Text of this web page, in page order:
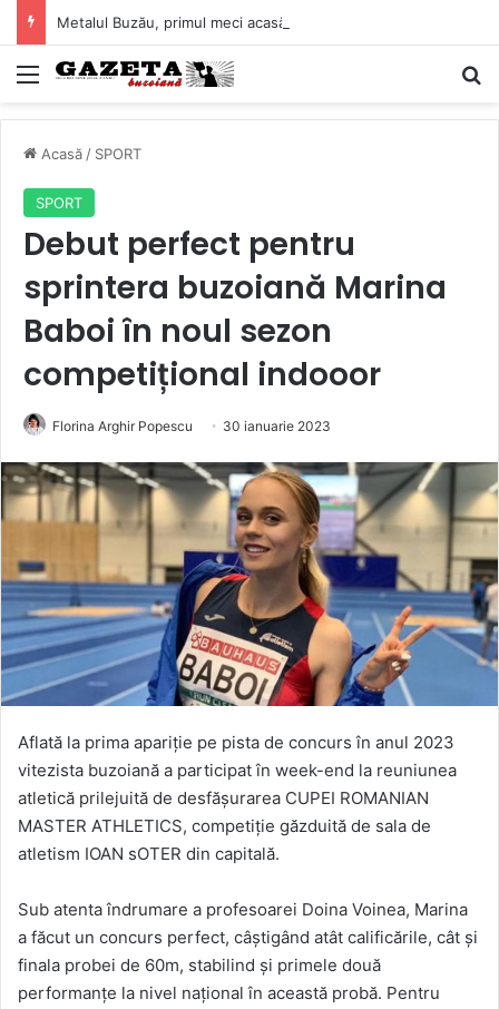
Mediu
Acasă / SPORT
SPORT
Debut perfect pentru
sprintera buzoiană Marina
Baboi în noul sezon
competițional indooor
Florina Arghir Popescu 30 ianuarie 2023
Aflată la prima apariție pe pista de concurs în anul 2023
vitezista buzoiană a participat în week-end la reuniunea
atletică prilejuită de desfășurarea CUPEI ROMANIAN
MASTER ATHLETICS, competiție găzduită de sala de
atletism IOAN sOTER din capitală.
Sub atenta îndrumare a profesoarei Doina Voinea, Marina
a făcut un concurs perfect, câștigând atât calificările, cât și
finala probei de 60m, stabilind și primele două
performanțe la nivel național în această probă. Pentru